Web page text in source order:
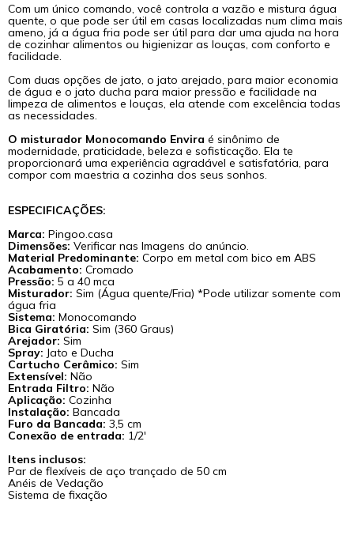
Com um único comando, você controla a vazão e mistura água
quente, o que pode ser útil em casas localizadas num clima mais
ameno, já a água fria pode ser útil para dar uma ajuda na hora
de cozinhar alimentos ou higienizar as louças, com conforto e
facilidade.
Com duas opções de jato, o jato arejado, para maior economia
de água e o jato ducha para maior pressão e facilidade na
limpeza de alimentos e louças, ela atende com excelência todas
as necessidades.
O misturador Monocomando Envira é sinônimo de
modernidade, praticidade, beleza e sofisticação. Ela te
proporcionará uma experiência agradável e satisfatória, para
compor com maestria a cozinha dos seus sonhos.
ESPECIFICAÇÕES:
Marca: Pingoo.casa
Dimensões: Verificar nas Imagens do anúncio.
Material Predominante: Corpo em metal com bico em ABS
Acabamento:Cromado
Pressão: 5 a 40 mca
Misturador: Sim (Água quente/Fria) *Pode utilizar somente com
água fria
Sistema: Monocomando
Bica Giratória:Sim (360 Graus)
Arejador:Sim
Spray: Jato e Ducha
Cartucho Cerâmico: Sim
Extensível:Não
Entrada Filtro:Não
Aplicação:Cozinha
Instalação:Bancada
Furo da Bancada:3,5 cm
Conexão de entrada: 1/2'
Itens inclusos:
Par de flexíveis de aço trançado de 50 cm
Anéis de Vedação
Sistema de fixação